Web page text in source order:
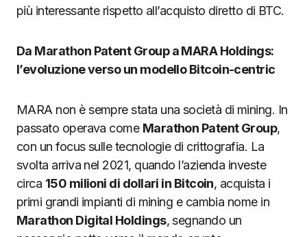
più interessante rispetto all’acquisto diretto di BTC.
Da Marathon Patent Group a MARA Holdings:
l’evoluzione verso un modello Bitcoin-centric
MARA non è sempre stata una società di mining. In
passato operava come Marathon Patent Group,
con un focus sulle tecnologie di crittografia. La
svolta arriva nel 2021, quando l’azienda investe
circa 150 milioni di dollari in Bitcoin, acquista i
primi grandi impianti di mining e cambia nome in
Marathon Digital Holdings, segnando un